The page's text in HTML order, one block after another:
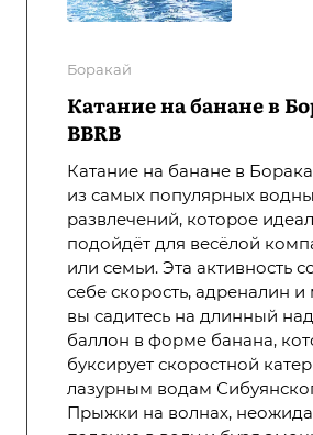
Боракай
Катание на банане в
BBRB
Катание на банане в
из самых популярных
развлечений, которое
подойдёт для весёлой
или семьи. Эта активность
себе скорость, адреналин
вы садитесь на длинный
баллон в форме банана,
буксирует скоростной
лазурным водам
Прыжки на волнах,